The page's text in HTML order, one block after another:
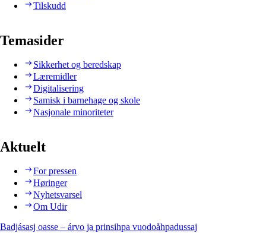
Tilskudd
Temasider
Sikkerhet og beredskap
Læremidler
Digitalisering
Samisk i barnehage og skole
Nasjonale minoriteter
Aktuelt
For pressen
Høringer
Nyhetsvarsel
Om Udir
Badjásasj oasse – árvo ja prinsihpa vuodoåhpadussaj